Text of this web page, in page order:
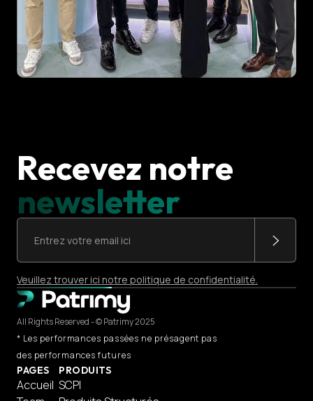
Recevez notre
newsletter
Veuillez trouver ici notre politique de confidentialité.
All Rights Reserved - © Patrimy 2025
* Les performances passées ne présagent pas
des performances futures
PAGES
Accueil
PRODUITS
SCPI